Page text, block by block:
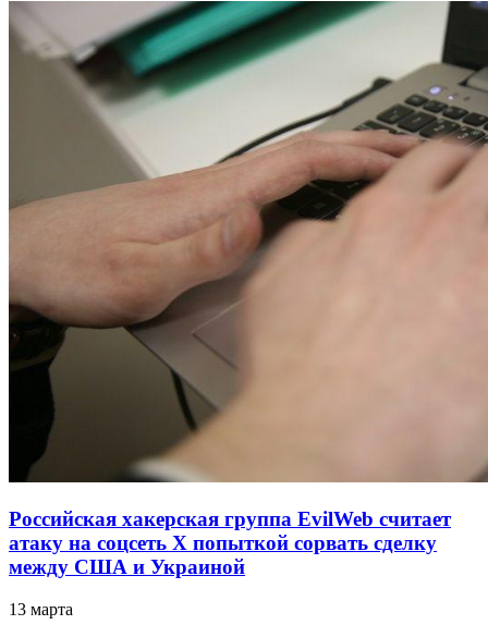
Российская хакерская группа EvilWeb считает
атаку на соцсеть Х попыткой сорвать сделку
между США и Украиной
13 марта